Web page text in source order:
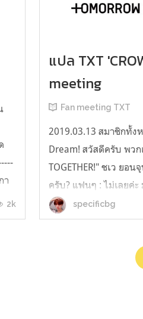
า
2k
แปล TXT
meeting
Fan meeting TXT
2019.03.13 สมาชิกทั้ง
Dream! สวัสดีครับ พวก
TOGETHER!" ชเว ยอ
ครับ? แฟนๆ : ไม่เลยค่
อย่างแรกเลยวันนี้ต้อง
!@#$%^&*()_ และเมื่
specificbg